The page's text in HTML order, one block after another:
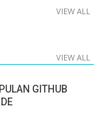
VIEW ALL
VIEW ALL
GITHUB